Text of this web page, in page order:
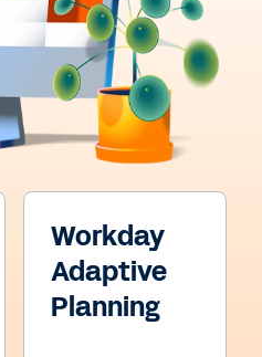
Workday
Adaptive
Planning